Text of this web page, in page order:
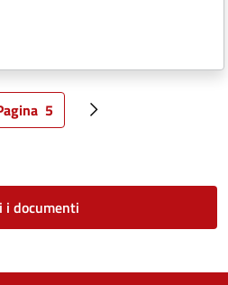
Pagina attuale
5 Pagina successiva
i documenti